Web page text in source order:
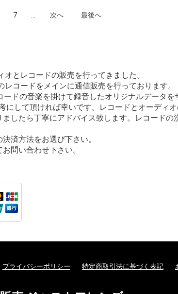
7 次へ 最後へ
とレコードの販売を行ってきました。
コードをメインに通信販売を行っております。
ドの音楽を掛けて録音したオリジナルデータを
して頂ければ幸いです。レコードとオーディ
したら丁寧にアドバイス致します。レコードの
済方法をお選び下さい。
問い合わせ下さい。
プライバシーポリシー 特定商取引法に基づく表記